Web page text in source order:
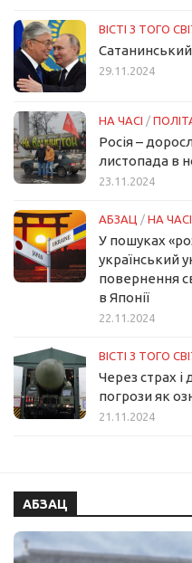
ВІСТІ З ТОГО
29.11.2024
НА ЧАСІ /
Росія –
листопада в
23.11.2024
АБЗАЦ / НА ЧАСІ
У пошуках
український
повернення
в Японії
22.11.2024
ВІСТІ З ТОГО
Через страх і
погрози як
21.11.2024
АБЗАЦ